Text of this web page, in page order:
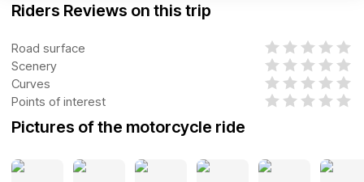
Riders Reviews on this trip
Road surface
Scenery
Curves
Points of interest
Pictures of the motorcycle ride